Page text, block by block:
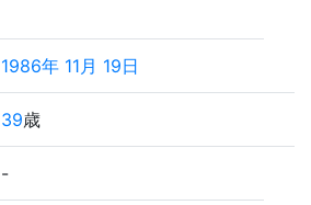
1986年 11月 19日
39歳
-